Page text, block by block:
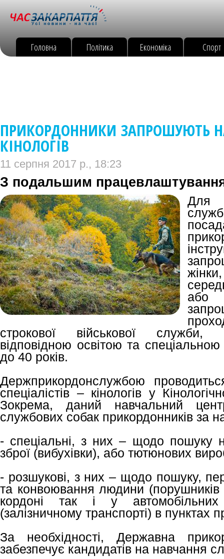
Головна Політика Економіка Спорт
ПРИКОРДОННИКИ ЗАПРОШУЮТЬ
КІНОЛОГІВ
11 серпня 2017 р., 18:23
З подальшим
Для
або
строкової військової служби,
відповідною освітою та
до 40 років.
Держприкордонслужбою
спеціалістів – кінологів у
Зокрема, даний навчальний
службових собак прикордонників за
- спеціальні, з них – щодо пошуку
зброї (вибухівки), або тютюнових
- розшукові, з них – щодо пошуку,
та конвоювання людини
кордоні так і у автомобільних
(залізничному транспорті) в пунктах
За необхідності, Державна
забезпечує кандидатів на навчання